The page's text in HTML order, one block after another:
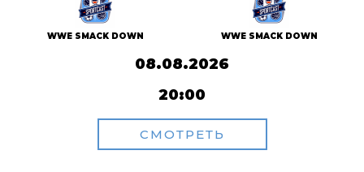
WWE SMACK DOWN WWE SMACK DOWN
08.08.2026
20:00
СМОТРЕТЬ